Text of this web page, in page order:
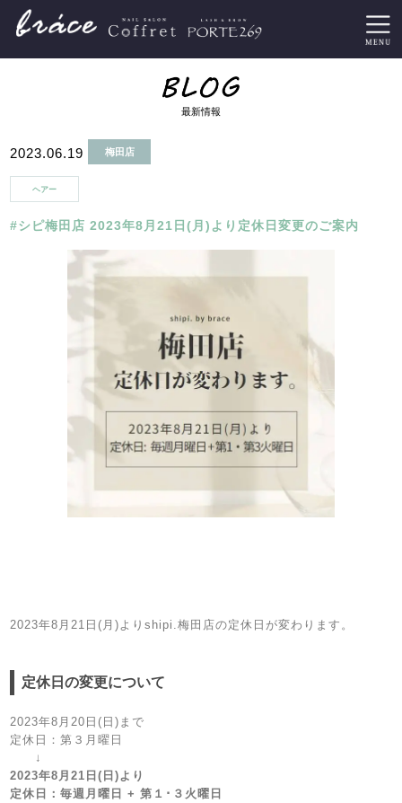
最新情報
2023.06.19 梅田店
ヘアー
#シピ梅田店 2023年8月21日(月)より定休日変更のご案内
2023年8月21日(月)よりshipi.梅田店の定休日が変わります。
定休日の変更について
2023年8月20日(日)まで
定休日：第３月曜日
↓
2023年8月21日(日)より
定休日：毎週月曜日 + 第１･３火曜日